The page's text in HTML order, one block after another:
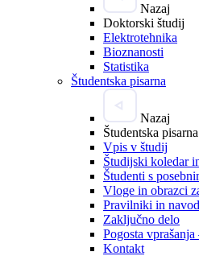
Nazaj
Doktorski študij
Elektrotehnika
Bioznanosti
Statistika
Študentska pisarna
Nazaj
Študentska pisarna
Vpis v študij
Študijski koledar
Študenti s
Vloge in obrazci
Pravilniki in
Zaključno delo
Pogosta
Kontakt